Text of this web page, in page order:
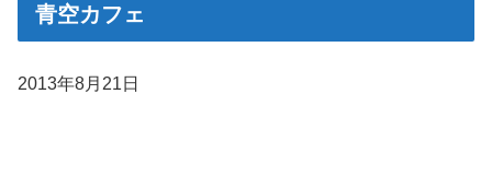
青空カフェ
2013年8月21日